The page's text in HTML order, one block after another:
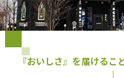
『おいしさ』を届ける